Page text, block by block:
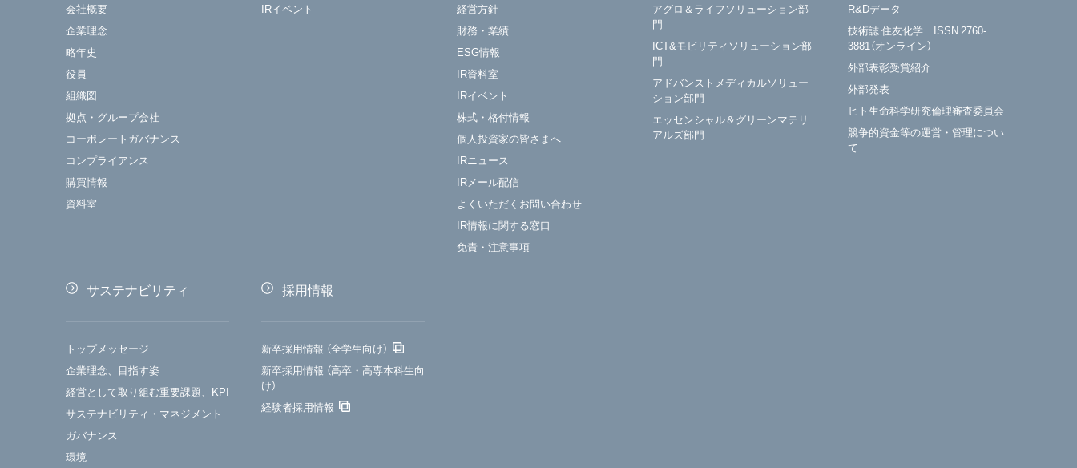
会社概要
企業理念
略年史
役員
組織図
拠点・グループ会社
コーポレートガバナンス
コンプライアンス
購買情報
資料室
IRイベント
経営方針
財務・業績
ESG情報
IR資料室
IRイベント
株式・格付情報
個人投資家の皆さまへ
IRニュース
IRメール配信
よくいただくお問い合わせ
IR情報に関する窓口
免責・注意事項
アグロ＆ライフソリューション部
門
ICT&モビリティソリューション部
門
アドバンストメディカルソリュー
ション部門
エッセンシャル＆グリーンマテリ
アルズ部門
R&Dデータ
技術誌 住友化学 ISSN 2760-
3881（オンライン）
外部表彰受賞紹介
外部発表
ヒト生命科学研究倫理審査委員会
競争的資金等の運営・管理につい
て
サステナビリティ
トップメッセージ
企業理念、目指す姿
経営として取り組む重要課題、KPI
サステナビリティ・マネジメント
ガバナンス
環境
採用情報
新卒採用情報 （全学生向け）
新卒採用情報 （高卒・高専本科生向
け）
経験者採用情報